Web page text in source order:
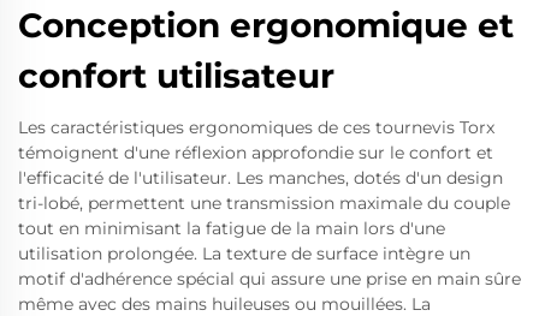
Conception ergonomique et
confort utilisateur
Les caractéristiques ergonomiques de ces tournevis Torx
témoignent d'une réflexion approfondie sur le confort et
l'efficacité de l'utilisateur. Les manches, dotés d'un design
tri-lobé, permettent une transmission maximale du couple
tout en minimisant la fatigue de la main lors d'une
utilisation prolongée. La texture de surface intègre un
motif d'adhérence spécial qui assure une prise en main sûre
même avec des mains huileuses ou mouillées. La